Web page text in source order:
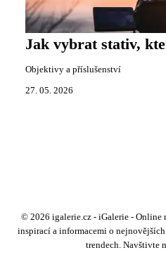
Jak vybrat stativ,
Objektivy a příslušenství
27. 05. 2026
© 2026 igalerie.cz - iGalerie - Online
inspirací a informacemi o
trendech. Navštivte